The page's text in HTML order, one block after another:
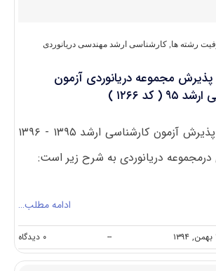
رشته ها,کارشناسی ارشد مهندسی دریانوردی
مجموعه دریانوردی آزمون
( کد ۱۲۶۶ )
ظرفیت پذیرش آزمون کارشناسی ارشد ۱۳۹۵ - ۱۳۹۶
دریانوردی به شرح زیر است:
ادامه مطلب…
-- ۰ دیدگاه
on
ظرفیت
پذیرش